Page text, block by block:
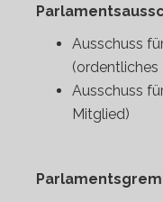
Ausschuss
(ordentliches
Ausschuss
Mitglied)